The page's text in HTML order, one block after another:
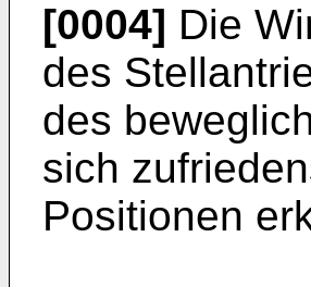
[0004] Die
des
des
sich
Positionen